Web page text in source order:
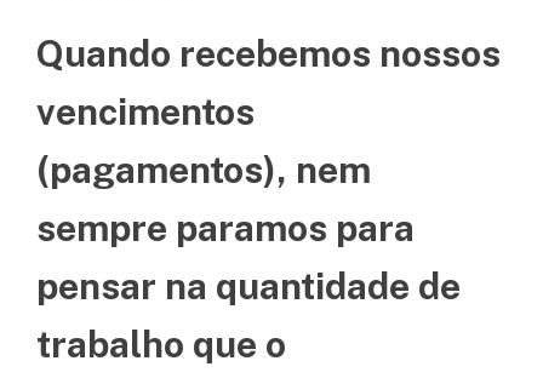
Quando recebemos nossos
vencimentos
(pagamentos), nem
sempre paramos para
pensar na quantidade de
trabalho que o